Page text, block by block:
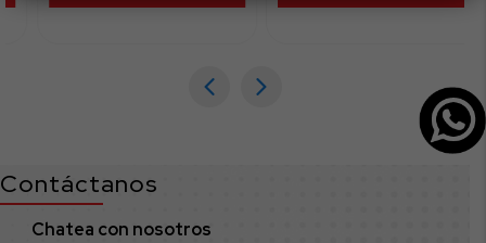
Contáctanos
Chatea con nosotros